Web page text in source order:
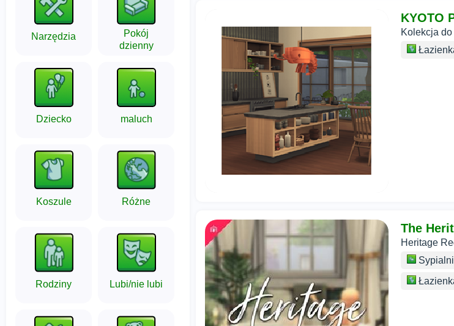
Narzędzia
Pokój
dzienny
Dziecko maluch
Koszule Różne
Rodziny Lubi/nie lubi
KYOTO
Kolekcja do
The
Heritage